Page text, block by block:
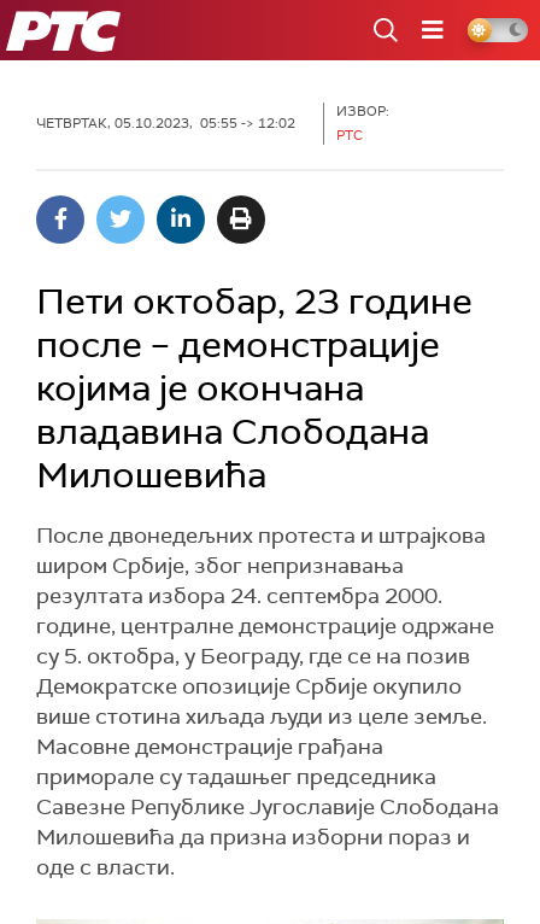
РТС
ЧЕТВРТАК, 05.10.2023, 05:55 -> 12:02
ИЗВОР:
РТС
Пети октобар, 23 године
после – демонстрације
којима је окончана
владавина Слободана
Милошевића
После двонедељних протеста и штрајкова
широм Србије, због непризнавања
резултата избора 24. септембра 2000.
године, централне демонстрације одржане
су 5. октобра, у Београду, где се на позив
Демократске опозиције Србије окупило
више стотина хиљада људи из целе земље.
Mасовне демонстрације грађана
приморале су тадашњег председника
Савезне Републике Југославије Слободана
Милошевића да призна изборни пораз и
оде с власти.